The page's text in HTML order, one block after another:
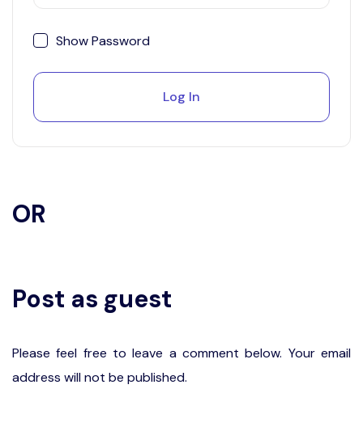
Show Password
Log In
OR
Post as guest
Please feel free to leave a comment below. Your email
address will not be published.